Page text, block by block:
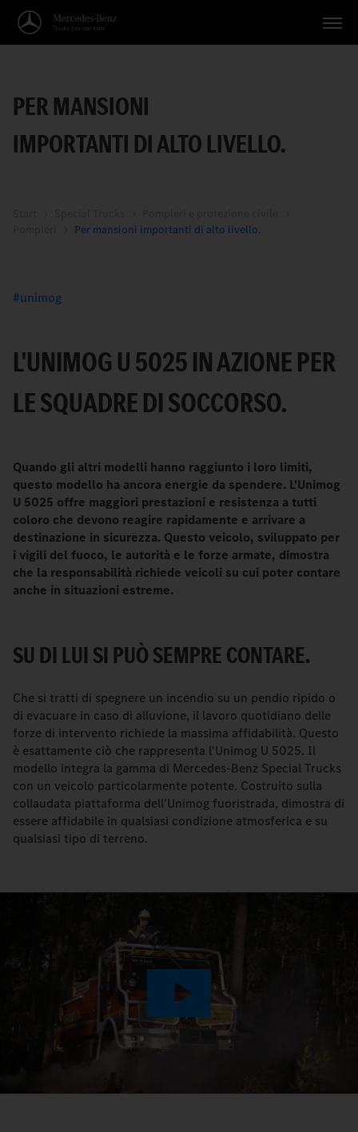
Applicazioni
Temi
PER MANSIONI
IMPORTANTI DI ALTO LIVELLO.
Per mansioni importanti di alto livello.
unimog
L'UNIMOG U 5025 IN AZIONE PER
LE SQUADRE DI SOCCORSO.
Quando gli altri modelli hanno raggiunto i loro limiti,
questo modello ha ancora energie da spendere. L'Unimog
U 5025 offre maggiori prestazioni e resistenza a tutti
coloro che devono reagire rapidamente e arrivare a
destinazione in sicurezza. Questo veicolo, sviluppato per
i vigili del fuoco, le autorità e le forze armate, dimostra
che la responsabilità richiede veicoli su cui poter contare
anche in situazioni estreme.
SU DI LUI SI PUÒ SEMPRE CONTARE.
Che si tratti di spegnere un incendio su un pendio ripido o
di evacuare in caso di alluvione, il lavoro quotidiano delle
forze di intervento richiede la massima affidabilità. Questo
è esattamente ciò che rappresenta l'Unimog U 5025. Il
modello integra la gamma di Mercedes-Benz Special Trucks
con un veicolo particolarmente potente. Costruito sulla
collaudata piattaforma dell'Unimog fuoristrada, dimostra di
essere affidabile in qualsiasi condizione atmosferica e su
qualsiasi tipo di terreno.
Play
Video